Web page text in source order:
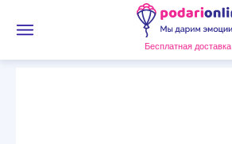
Бесплатная доставка